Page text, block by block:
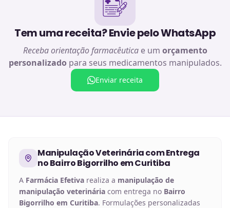
Tem uma receita? Envie pelo WhatsApp
Receba orientação farmacêuticae um orçamento
personalizado para seus medicamentos manipulados.
Enviar receita
Manipulação Veterináriacom Entrega
noBairro Bigorrilho em Curitiba
A Farmácia Efetiva realiza a manipulação de
manipulação veterinária com entrega no Bairro
Bigorrilho em Curitiba. Formulações personalizadas